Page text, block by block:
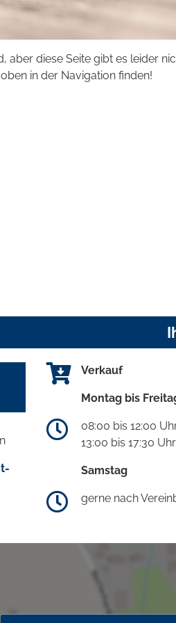
aber diese Seite gibt es leider
in der Navigation finden!
Verkauf
Montag bis
08:00 bis 12:00
13:00 bis 17:30 Uhr
Samstag
gerne nach